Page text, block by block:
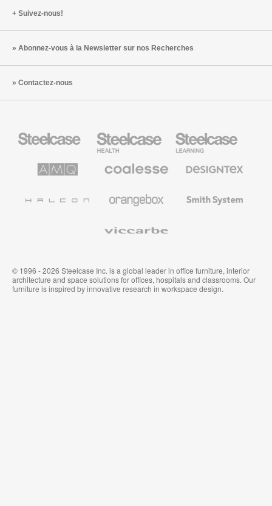
Suivez-nous!
Abonnez-vous à la Newsletter sur nos Recherches
Contactez-nous
Health
Mobilier
pour
secteur
Solutions
Mobilier
Premium
Textiles
Muraux
System
© 1996 - 2026 Steelcase Inc. is a global leader in office furniture, interior
architecture and space solutions for offices, hospitals and classrooms. Our
furniture is inspired by innovative research in workspace design.